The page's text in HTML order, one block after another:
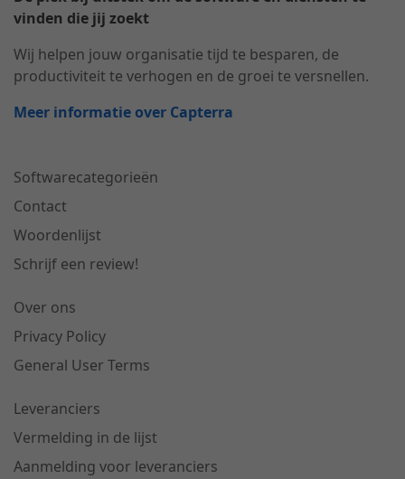
vinden die jij zoekt
Wij helpen jouw organisatie tijd te besparen, de
productiviteit te verhogen en de groei te versnellen.
Meer informatie over Capterra
Softwarecategorieën
Contact
Woordenlijst
Schrijf een review!
Over ons
Privacy Policy
General User Terms
Leveranciers
Vermelding in de lijst
Aanmelding voor leveranciers